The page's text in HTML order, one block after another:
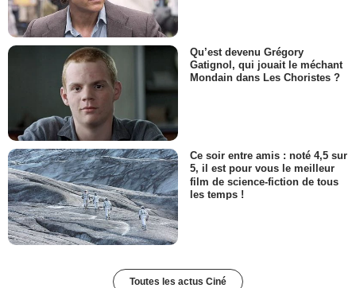
Qu’est devenu Grégory
Gatignol, qui jouait le méchant
Mondain dans Les Choristes ?
Ce soir entre amis : noté 4,5 sur
5, il est pour vous le meilleur
film de science-fiction de tous
les temps !
Toutes les actus Ciné